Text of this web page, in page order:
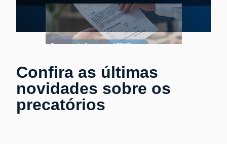
Confira as últimas
novidades sobre os
precatórios